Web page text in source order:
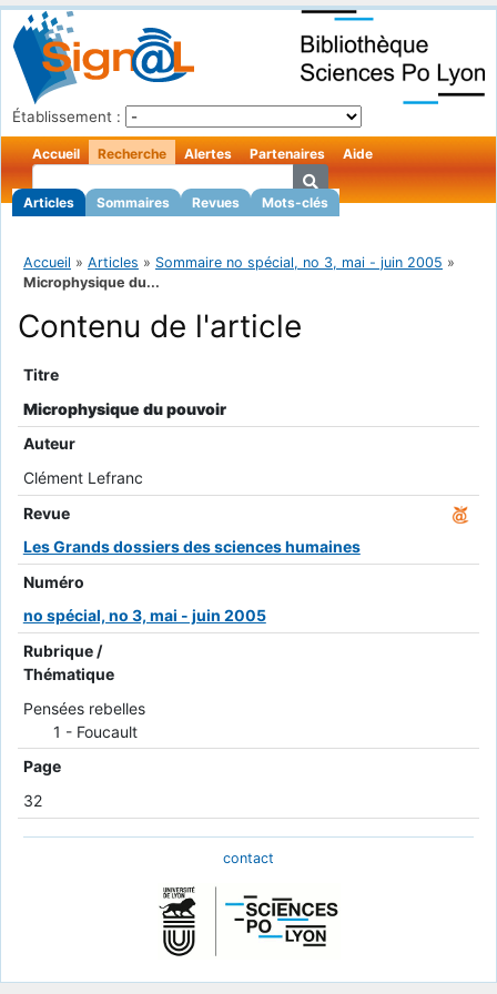
Établissement :
Accueil Recherche
Articles Sommaires Revues Mots-clés
Alertes Partenaires Aide
Accueil » Articles » Sommaire no spécial, no 3, mai - juin 2005 »
Microphysique du...
Contenu de l'article
Titre
Microphysique du pouvoir
Auteur
Clément Lefranc
Revue
Les Grands dossiers des sciences humaines
Numéro
no spécial, no 3, mai - juin 2005
Rubrique /
Thématique
Pensées rebelles
1 - Foucault
Page
32
contact